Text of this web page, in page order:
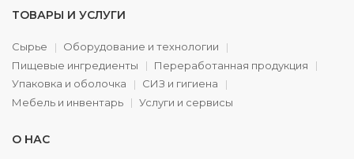
ТОВАРЫ И УСЛУГИ
Сырье
Оборудование и технологии
Пищевые ингредиенты
Переработанная продукция
Упаковка и оболочка
СИЗ и гигиена
Мебель и инвентарь
Услуги и сервисы
О НАС